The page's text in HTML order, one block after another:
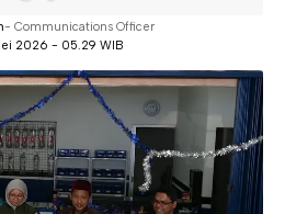
2026 - 05.29 WIB
- Communications Officer